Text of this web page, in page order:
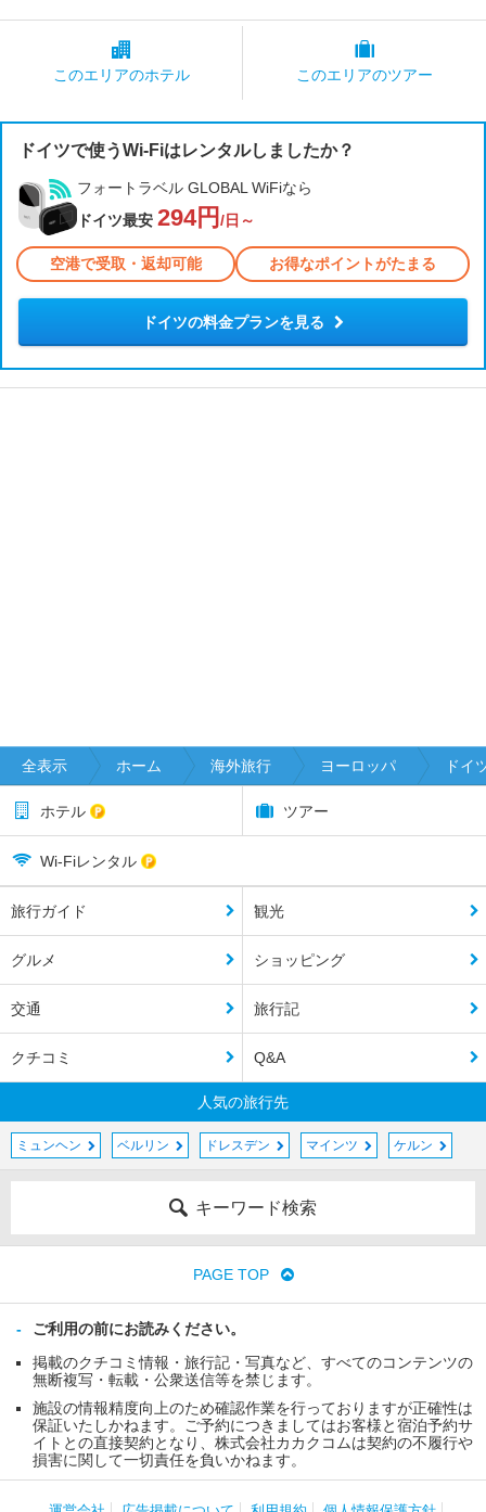
このエリアのホテル このエリアのツアー
ドイツで使うWi-Fiはレンタルしましたか？
フォートラベル GLOBAL WiFiなら
ドイツ最安 294円 /日～
空港で受取・返却可能 お得なポイントがたまる
ドイツの料金プランを見る
全表示 ホーム 海外旅行 ヨーロッパ ドイ
ホテル ツアー
Wi-Fiレンタル
旅行ガイド 観光
グルメ ショッピング
交通 旅行記
クチコミ Q&A
人気の旅行先
ミュンヘン ベルリン ドレスデン マインツ ケルン
キーワード検索
PAGE TOP
ご利用の前にお読みください。
掲載のクチコミ情報・旅行記・写真など、すべてのコンテンツの
無断複写・転載・公衆送信等を禁じます。
施設の情報精度向上のため確認作業を行っておりますが正確性は
保証いたしかねます。ご予約につきましてはお客様と宿泊予約サ
イトとの直接契約となり、株式会社カカクコムは契約の不履行や
損害に関して一切責任を負いかねます。